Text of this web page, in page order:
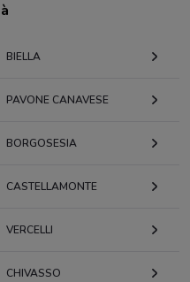
BIELLA
PAVONE CANAVESE
BORGOSESIA
CASTELLAMONTE
VERCELLI
CHIVASSO